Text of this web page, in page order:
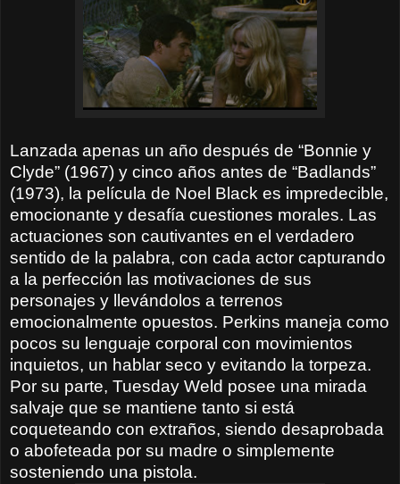
Lanzada apenas un año después de “Bonnie y
Clyde” (1967) y cinco años antes de “Badlands”
(1973), la película de Noel Black es impredecible,
emocionante y desafía cuestiones morales. Las
actuaciones son cautivantes en el verdadero
sentido de la palabra, con cada actor capturando
a la perfección las motivaciones de sus
personajes y llevándolos a terrenos
emocionalmente opuestos. Perkins maneja como
pocos su lenguaje corporal con movimientos
inquietos, un hablar seco y evitando la torpeza.
Por su parte, Tuesday Weld posee una mirada
salvaje que se mantiene tanto si está
coqueteando con extraños, siendo desaprobada
o abofeteada por su madre o simplemente
sosteniendo una pistola.